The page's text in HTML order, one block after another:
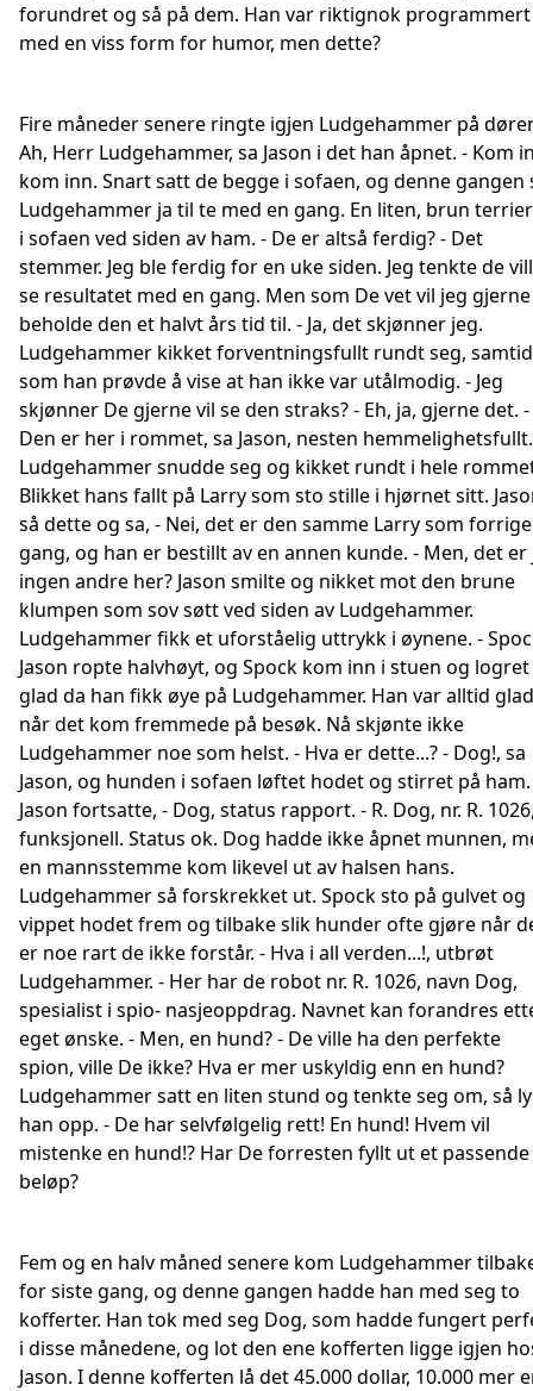
forundret og så på dem. Han var riktignok programmert
med en viss form for humor, men dette?
Fire måneder senere ringte igjen Ludgehammer på
Ah, Herr Ludgehammer, sa Jason i det han åpnet. - Kom
kom inn. Snart satt de begge i sofaen, og denne gangen
Ludgehammer ja til te med en gang. En liten, brun
i sofaen ved siden av ham. - De er altså ferdig? - Det
stemmer. Jeg ble ferdig for en uke siden. Jeg tenkte de
se resultatet med en gang. Men som De vet vil jeg gjerne
beholde den et halvt års tid til. - Ja, det skjønner jeg.
Ludgehammer kikket forventningsfullt rundt seg,
som han prøvde å vise at han ikke var utålmodig. - Jeg
skjønner De gjerne vil se den straks? - Eh, ja, gjerne det. -
Den er her i rommet, sa Jason, nesten hemmelighetsfullt.
Ludgehammer snudde seg og kikket rundt i hele
Blikket hans fallt på Larry som sto stille i hjørnet sitt.
så dette og sa, - Nei, det er den samme Larry som forrige
gang, og han er bestillt av en annen kunde. - Men, det er
ingen andre her? Jason smilte og nikket mot den brune
klumpen som sov søtt ved siden av Ludgehammer.
Ludgehammer fikk et uforståelig uttrykk i øynene. -
Jason ropte halvhøyt, og Spock kom inn i stuen og logret
glad da han fikk øye på Ludgehammer. Han var alltid glad
når det kom fremmede på besøk. Nå skjønte ikke
Ludgehammer noe som helst. - Hva er dette...? - Dog!, sa
Jason, og hunden i sofaen løftet hodet og stirret på ham.
Jason fortsatte, - Dog, status rapport. - R. Dog, nr. R.
funksjonell. Status ok. Dog hadde ikke åpnet munnen,
en mannsstemme kom likevel ut av halsen hans.
Ludgehammer så forskrekket ut. Spock sto på gulvet og
vippet hodet frem og tilbake slik hunder ofte gjøre når
er noe rart de ikke forstår. - Hva i all verden...!, utbrøt
Ludgehammer. - Her har de robot nr. R. 1026, navn Dog,
spesialist i spio- nasjeoppdrag. Navnet kan forandres
eget ønske. - Men, en hund? - De ville ha den perfekte
spion, ville De ikke? Hva er mer uskyldig enn en hund?
Ludgehammer satt en liten stund og tenkte seg om, så
han opp. - De har selvfølgelig rett! En hund! Hvem vil
mistenke en hund!? Har De forresten fyllt ut et passende
beløp?
Fem og en halv måned senere kom Ludgehammer
for siste gang, og denne gangen hadde han med seg to
kofferter. Han tok med seg Dog, som hadde fungert
i disse månedene, og lot den ene kofferten ligge igjen
Jason. I denne kofferten lå det 45.000 dollar, 10.000 mer